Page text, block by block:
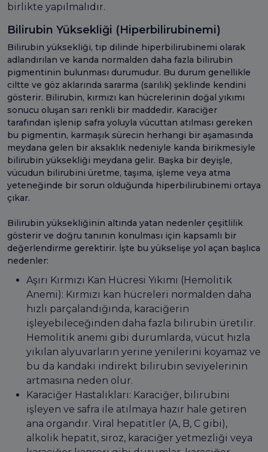
birlikte yapılmalıdır.
Bilirubin Yüksekliği (Hiperbilirubinemi)
Bilirubin yüksekliği, tıp dilinde hiperbilirubinemi olarak
adlandırılan ve kanda normalden daha fazla bilirubin
pigmentinin bulunması durumudur. Bu durum genellikle
ciltte ve göz aklarında sararma (sarılık) şeklinde kendini
gösterir. Bilirubin, kırmızı kan hücrelerinin doğal yıkımı
sonucu oluşan sarı renkli bir maddedir. Karaciğer
tarafından işlenip safra yoluyla vücuttan atılması gereken
bu pigmentin, karmaşık sürecin herhangi bir aşamasında
meydana gelen bir aksaklık nedeniyle kanda birikmesiyle
bilirubin yüksekliği meydana gelir. Başka bir deyişle,
vücudun bilirubini üretme, taşıma, işleme veya atma
yeteneğinde bir sorun olduğunda hiperbilirubinemi ortaya
çıkar.
Bilirubin yüksekliğinin altında yatan nedenler çeşitlilik
gösterir ve doğru tanının konulması için kapsamlı bir
değerlendirme gerektirir. İşte bu yükselişe yol açan başlıca
nedenler:
Aşırı Kırmızı Kan Hücresi Yıkımı (Hemolitik
Anemi): Kırmızı kan hücreleri normalden daha
hızlı parçalandığında, karaciğerin
işleyebileceğinden daha fazla bilirubin üretilir.
Hemolitik anemi gibi durumlarda, vücut hızla
yıkılan alyuvarların yerine yenilerini koyamaz ve
bu da kandaki indirekt bilirubin seviyelerinin
artmasına neden olur.
Karaciğer Hastalıkları: Karaciğer, bilirubini
işleyen ve safra ile atılmaya hazır hale getiren
ana organdır. Viral hepatitler (A, B, C gibi),
alkolik hepatit, siroz, karaciğer yetmezliği veya